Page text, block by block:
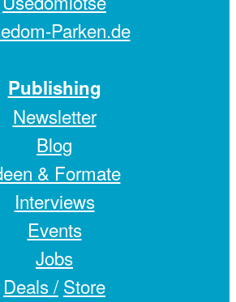
Parken.de
Publishing
Newsletter
Blog
& Formate
Interviews
Events
Jobs
Deals / Store